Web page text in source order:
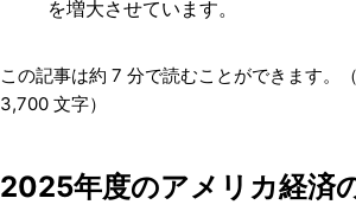
を増大させています。
この記事は約 7 分で読むことができます。
3,700 文字）
2025年度のアメリカ経済